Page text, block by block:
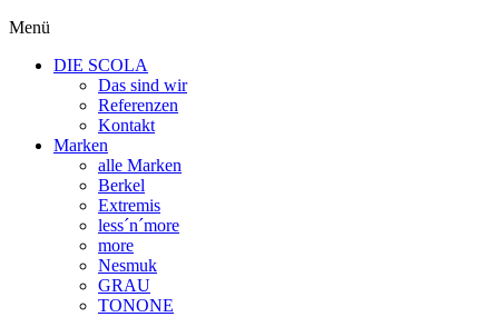
Menü
DIE SCOLA
Das sind wir
Referenzen
Kontakt
Marken
alle Marken
Berkel
Extremis
less´n´more
more
Nesmuk
GRAU
TONONE